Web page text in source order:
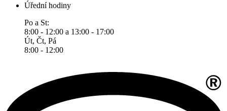
Úřední hodiny
Po a St:
8:00 - 12:00 a 13:00 - 17:00
Út, Čt, Pá
8:00 - 12:00